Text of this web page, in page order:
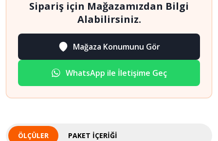
Sipariş için Mağazamızdan Bilgi
Alabilirsiniz.
Mağaza Konumunu Gör
WhatsApp ile İletişime Geç
ÖLÇÜLER PAKET İÇERIĞI